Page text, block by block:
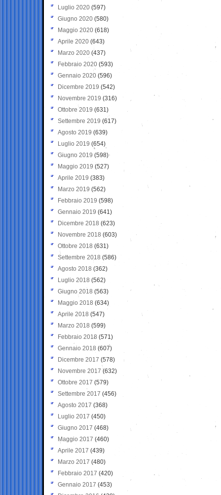
Luglio 2020 (597)
Giugno 2020 (580)
Maggio 2020 (618)
Aprile 2020 (643)
Marzo 2020 (437)
Febbraio 2020 (593)
Gennaio 2020 (596)
Dicembre 2019 (542)
Novembre 2019 (316)
Ottobre 2019 (631)
Settembre 2019 (617)
Agosto 2019 (639)
Luglio 2019 (654)
Giugno 2019 (598)
Maggio 2019 (527)
Aprile 2019 (383)
Marzo 2019 (562)
Febbraio 2019 (598)
Gennaio 2019 (641)
Dicembre 2018 (623)
Novembre 2018 (603)
Ottobre 2018 (631)
Settembre 2018 (586)
Agosto 2018 (362)
Luglio 2018 (562)
Giugno 2018 (563)
Maggio 2018 (634)
Aprile 2018 (547)
Marzo 2018 (599)
Febbraio 2018 (571)
Gennaio 2018 (607)
Dicembre 2017 (578)
Novembre 2017 (632)
Ottobre 2017 (579)
Settembre 2017 (456)
Agosto 2017 (368)
Luglio 2017 (450)
Giugno 2017 (468)
Maggio 2017 (460)
Aprile 2017 (439)
Marzo 2017 (480)
Febbraio 2017 (420)
Gennaio 2017 (453)